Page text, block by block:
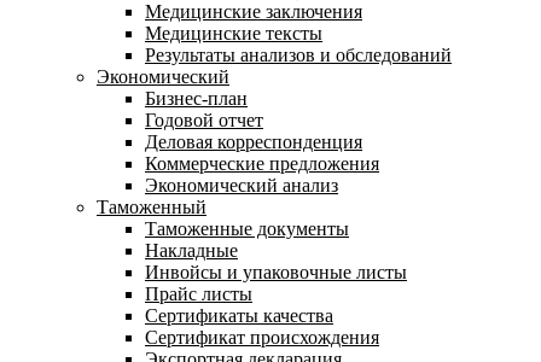
Медицинские заключения
Медицинские тексты
Результаты анализов и обследований
Экономический
Бизнес-план
Годовой отчет
Деловая корреспонденция
Коммерческие предложения
Экономический анализ
Таможенный
Таможенные документы
Накладные
Инвойсы и упаковочные листы
Прайс листы
Сертификаты качества
Сертификат происхождения